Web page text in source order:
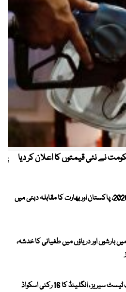
نے نئی قیمتوں کا اعلان کر دیا
ویمنز ایشیا کپ 2026، پاکستان اور بھارت کا مقابلہ دبئی میں
میں بارشوں اور دریاؤں میں طغیانی کا خدشہ،
پاکستان کیخلاف ٹیسٹ سیریز ، انگلینڈ کا 16 رکنی اسکواڈ